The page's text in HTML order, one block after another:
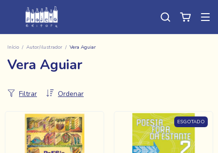
Início / Autor/ilustrador / Vera Aguiar
Vera Aguiar
Ordenar
Filtrar
ESGOTADO